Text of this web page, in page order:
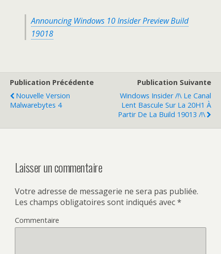
Announcing Windows 10 Insider Preview Build
19018
Publication Précédente
Nouvelle Version
Malwarebytes 4
Publication Suivante
Windows Insider /!\ Le Canal
Lent Bascule Sur La 20H1 À
Partir De La Build 19013 /!\
Laisser un commentaire
Votre adresse de messagerie ne sera pas publiée.
Les champs obligatoires sont indiqués avec*
Commentaire